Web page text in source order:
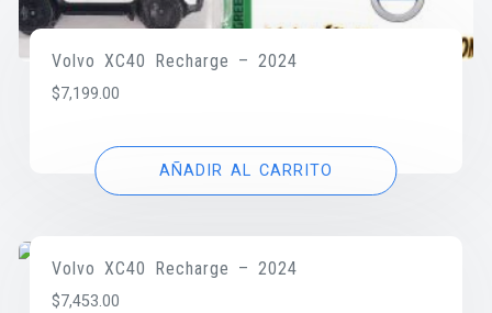
Volvo XC40 Recharge – 2024
$7,199.00
AÑADIR AL CARRITO
Volvo XC40 Recharge – 2024
$7,453.00